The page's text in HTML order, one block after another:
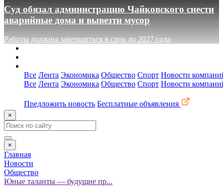
Суд обязал администрацию Чайковского снести
аварийные дома и вывезти мусор
Работы должны завершиться в срок до 2027 года
Все Лента Экономика Общество Спорт Новости
Все Лента Экономика Общество Спорт Новости
Предложить новость Бесплатные объявления
×
×
Главная
Новости
Общество
Юные таланты — будущие пр...